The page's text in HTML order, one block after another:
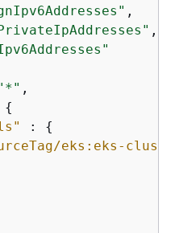
,
,
,
{
: {
eks:eks-